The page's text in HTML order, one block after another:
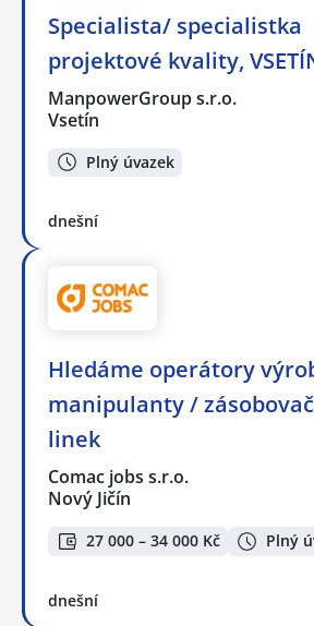
Specialista/ specialistka
projektové kvality,
ManpowerGroup s.r.o.
Vsetín
Plný úvazek
dnešní
Hledáme operátory
manipulanty /
linek
Comac jobs s.r.o.
Nový Jičín
27 000 – 34 000 Kč Plný
dnešní